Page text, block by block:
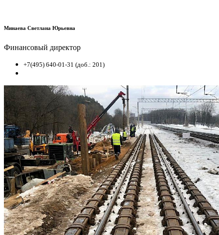
Минаева Светлана Юрьевна
Финансовый директор
+7(495) 640-01-31 (доб.: 201)